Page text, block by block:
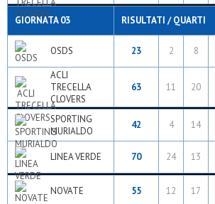
GIORNATA 03
RISULTATI / QUARTI
OSDS 23 2 8
ACLI
TRECELLA
CLOVERS
63 11 20
SPORTING
MURIALDO
42 4 14
LINEA VERDE 70 24 13
NOVATE 55 12 17